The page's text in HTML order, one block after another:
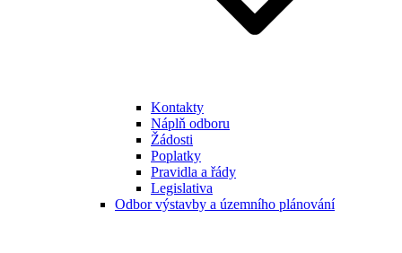
Kontakty
Náplň odboru
Žádosti
Poplatky
Pravidla a řády
Legislativa
Odbor výstavby a územního plánování